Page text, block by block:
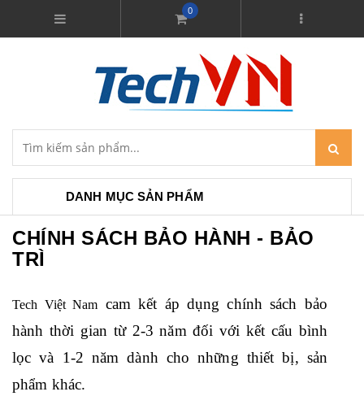
0
DANH MỤC SẢN PHẨM
CHÍNH SÁCH BẢO HÀNH - BẢO
TRÌ
Tech Việt Nam cam kết áp dụng chính sách bảo
hành thời gian từ 2-3 năm đối với kết cấu bình
lọc và 1-2 năm dành cho những thiết bị, sản
phẩm khác.